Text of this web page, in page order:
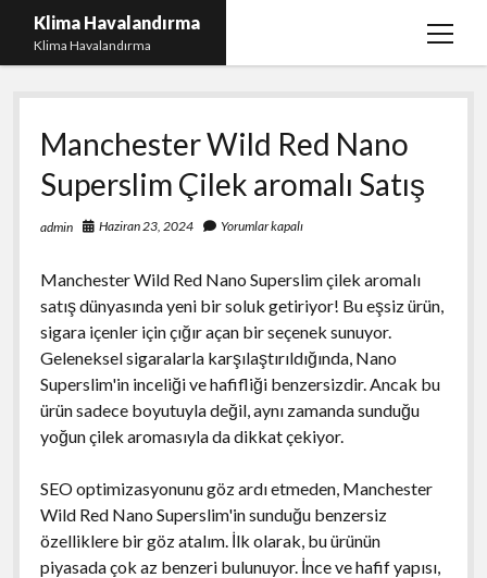
Klima Havalandırma
Klima Havalandırma
menüyü
Bedava Tiktok Takipçi Çoğaltma
Igtv Beğeni Gönderme Parasız
iPhone Instagram Gizli Hesap Görme Ücretsiz
Liste
Manchester Wild Red Nano
Superslim Çilek aromalı Satış
admin Haziran 23, 2024 Yorumlar kapalı
Manchester Wild Red Nano Superslim çilek aromalı
satış dünyasında yeni bir soluk getiriyor! Bu eşsiz ürün,
sigara içenler için çığır açan bir seçenek sunuyor.
Geleneksel sigaralarla karşılaştırıldığında, Nano
Superslim'in inceliği ve hafifliği benzersizdir. Ancak bu
ürün sadece boyutuyla değil, aynı zamanda sunduğu
yoğun çilek aromasıyla da dikkat çekiyor.
SEO optimizasyonunu göz ardı etmeden, Manchester
Wild Red Nano Superslim'in sunduğu benzersiz
özelliklere bir göz atalım. İlk olarak, bu ürünün
piyasada çok az benzeri bulunuyor. İnce ve hafif yapısı,